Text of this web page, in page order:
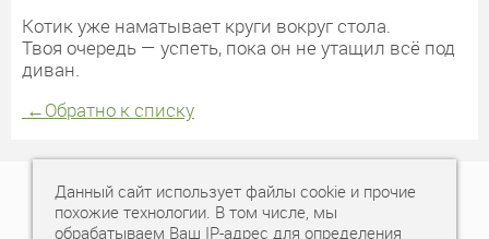
Котик уже наматывает круги вокруг стола.
Твоя очередь — успеть, пока он не утащил всё под
диван.
←Обратно к списку
+7 (343) 378-77-77
Данный сайт использует файлы cookie и прочие
похожие технологии. В том числе, мы
обрабатываем Ваш IP-адрес для определения